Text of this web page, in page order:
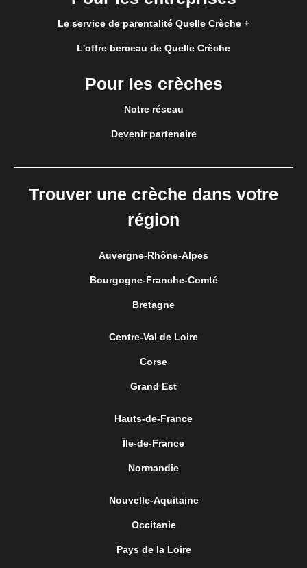
Le service de parentalité Quelle Crèche +
L'offre berceau de Quelle Crèche
Pour les crèches
Notre réseau
Devenir partenaire
Trouver une crèche dans votre
région
Auvergne-Rhône-Alpes
Bourgogne-Franche-Comté
Bretagne
Centre-Val de Loire
Corse
Grand Est
Hauts-de-France
Île-de-France
Normandie
Nouvelle-Aquitaine
Occitanie
Pays de la Loire